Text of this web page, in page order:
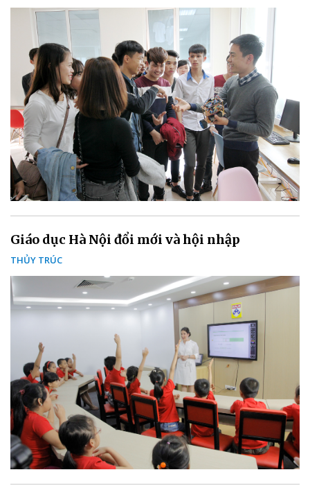
Giáo dục Hà Nội đổi mới và hội nhập
THỦY TRÚC